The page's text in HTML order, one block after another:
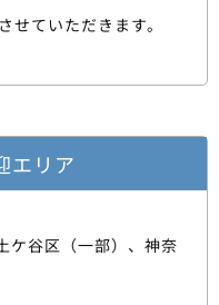
ていただきます。
エリア
ケ谷区（一部）、神奈